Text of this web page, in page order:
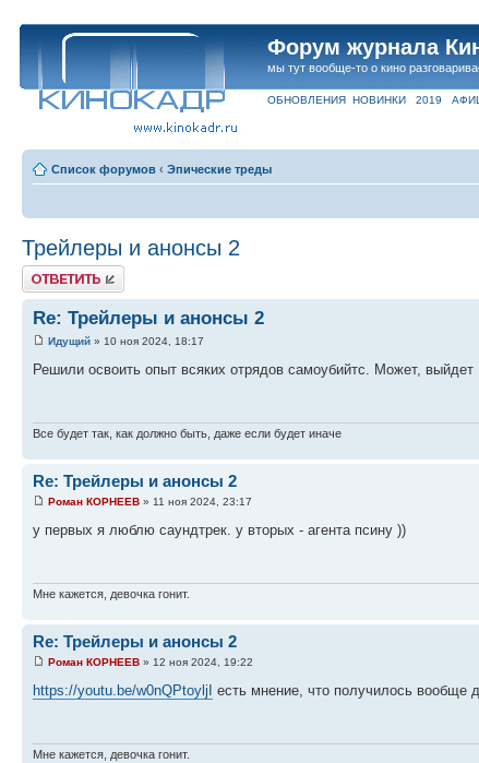
Форум журнала
мы тут вообще-то о кино
ОБНОВЛЕНИЯ НОВИНКИ 2019
Список форумов ‹ Эпические треды
Трейлеры и анонсы 2
Ответить
Re: Трейлеры и анонсы 2
Идущий » 10 ноя 2024, 18:17
Решили освоить опыт всяких отрядов самоубийтс. Может, выйдет
Все будет так, как должно быть, даже если будет иначе
Re: Трейлеры и анонсы 2
Роман КОРНЕЕВ » 11 ноя 2024, 23:17
у первых я люблю саундтрек. у вторых - агента псину ))
Мне кажется, девочка гонит.
Re: Трейлеры и анонсы 2
Роман КОРНЕЕВ » 12 ноя 2024, 19:22
https://youtu.be/w0nQPtoyljI есть мнение, что получилось вообще
Мне кажется, девочка гонит.